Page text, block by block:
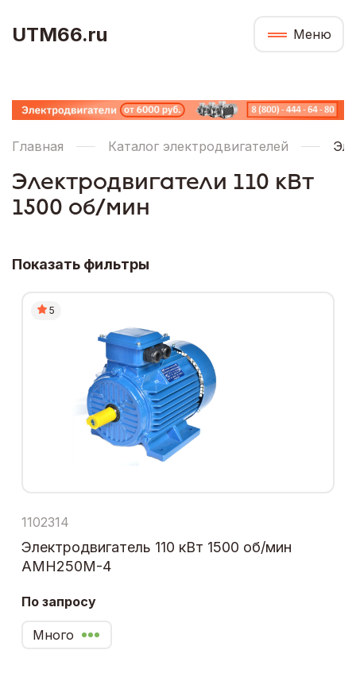
UTM66.ru Меню
Главная Каталог электродвигателей
Электродвигатели 110 кВт
1500 об/мин
Показать фильтры
5
1102314
Электродвигатель 110 кВт 1500 об/мин
АМН250М-4
По запросу
Много